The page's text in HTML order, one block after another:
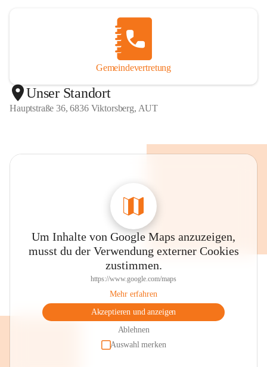
Gemeindevertretung
Unser Standort
Hauptstraße 36, 6836 Viktorsberg, AUT
Um Inhalte von Google Maps anzuzeigen,
musst du der Verwendung externer Cookies
zustimmen.
https://www.google.com/maps
Mehr erfahren
Akzeptieren und anzeigen
Ablehnen
Auswahl merken